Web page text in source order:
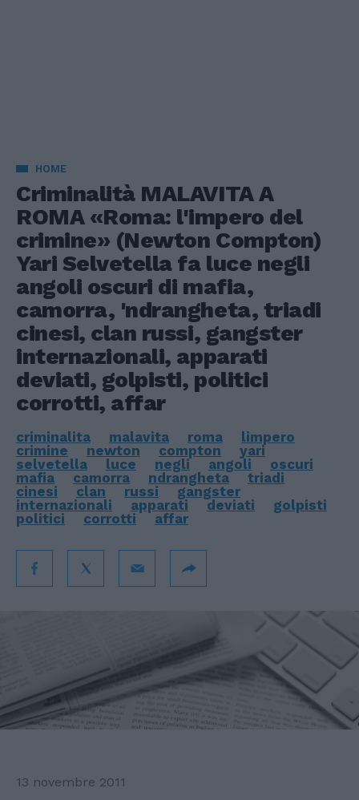
HOME
Criminalità MALAVITA A
ROMA «Roma: l'impero del
crimine» (Newton Compton)
Yari Selvetella fa luce negli
angoli oscuri di mafia,
camorra, 'ndrangheta, triadi
cinesi, clan russi, gangster
internazionali, apparati
deviati, golpisti, politici
corrotti, affar
criminalita malavita roma
limpero
crimine
newton compton
yari
selvetella
luce negli angoli
oscuri
mafia
camorra ndrangheta
triadi
cinesi
clan russi
gangster
internazionali
apparati deviati
golpisti
politici
corrotti affar
13 novembre 2011